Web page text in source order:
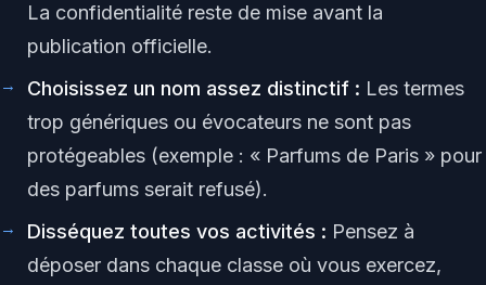
La confidentialité reste de mise avant la
publication officielle.
Choisissez un nom assez distinctif : Les termes
trop génériques ou évocateurs ne sont pas
protégeables (exemple : « Parfums de Paris » pour
des parfums serait refusé).
Disséquez toutes vos activités : Pensez à
déposer dans chaque classe où vous exercez,